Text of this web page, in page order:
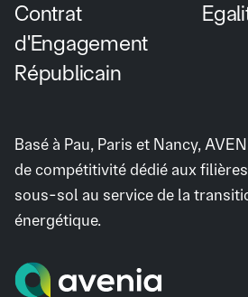
Contrat
d'Engagement
Républicain
Basé à Pau, Paris et Nancy,
de compétitivité dédié aux
sous-sol au service de la
énergétique.